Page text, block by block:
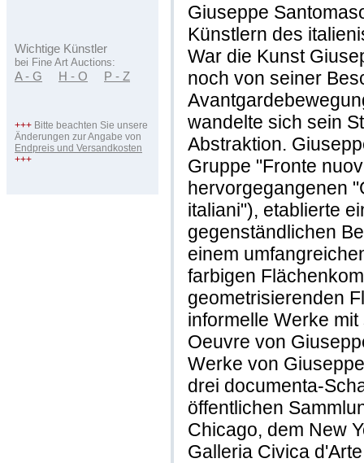
Wichtige Künstler
bei Fine Art Auctions:
A - G H - O P - Z
+++ Bitte beachten Sie unsere
Änderungen zur Angabe von
Endpreis und Versandkosten
+++
Giuseppe
Künstlern des
War die Kunst
noch von seiner
wandelte sich sein
Abstraktion.
Gruppe "Fronte
hervorgegangenen
italiani"), etablierte
gegenständlichen
einem
farbigen
geometrisierenden
informelle Werke
Oeuvre von
Werke von
drei documenta-
öffentlichen
Chicago, dem New
Galleria Civica